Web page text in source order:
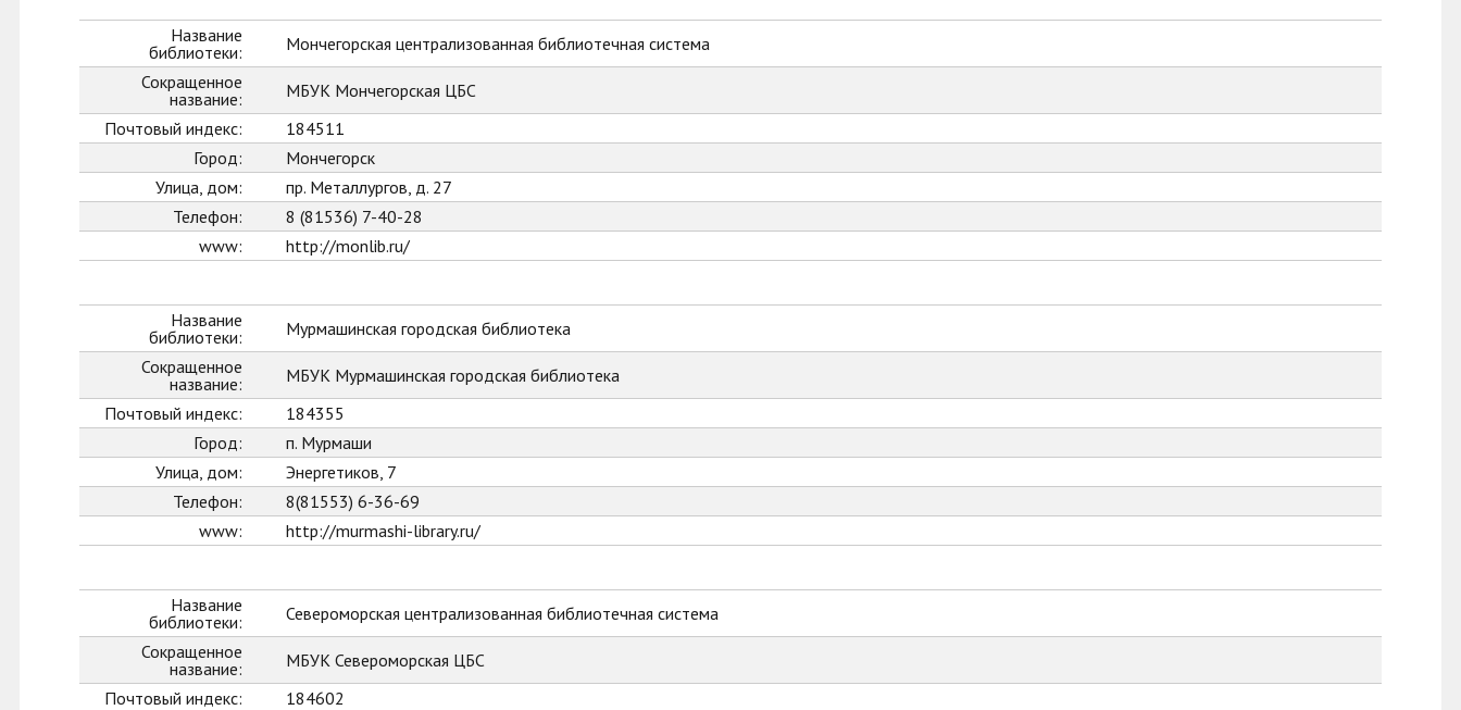
Название
библиотеки:
Мончегорская централизованная библиотечная система
Сокращенное
название:
МБУК Мончегорская ЦБС
Почтовый индекс:
184511
Город:
Мончегорск
Улица, дом:
пр. Металлургов, д. 27
Телефон:
8 (81536) 7-40-28
www:
http://monlib.ru/
Название
библиотеки:
Мурмашинская городская библиотека
Сокращенное
название:
МБУК Мурмашинская городская библиотека
Почтовый индекс:
184355
Город:
п. Мурмаши
Улица, дом:
Энергетиков, 7
Телефон:
8(81553) 6-36-69
www:
http://murmashi-library.ru/
Название
библиотеки:
Североморская централизованная библиотечная система
Сокращенное
название:
МБУК Североморская ЦБС
Почтовый индекс:
184602